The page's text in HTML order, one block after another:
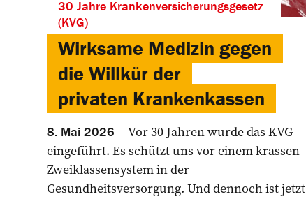
30 Jahre Krankenversicherungsgesetz
(KVG)
Wirksame Medizin gegen
die Willkür der
privaten Krankenkassen
8. Mai 2026
Vor 30 Jahren wurde das KVG
eingeführt. Es schützt uns vor einem krassen
Zweiklassensystem in der
Gesundheitsversorgung. Und dennoch ist jetzt